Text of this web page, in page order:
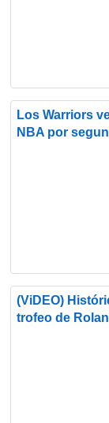
Los Warriors
NBA por
(ViDEO)
trofeo de